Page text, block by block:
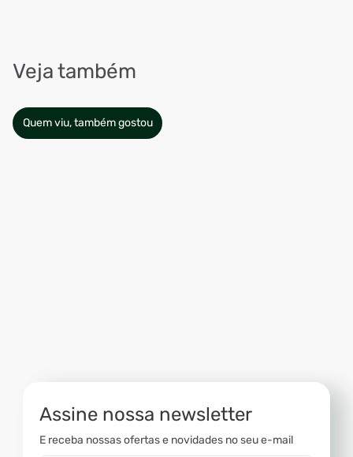
Veja também
Quem viu, também gostou
Assine nossa newsletter
E receba nossas ofertas e novidades no seu e-mail